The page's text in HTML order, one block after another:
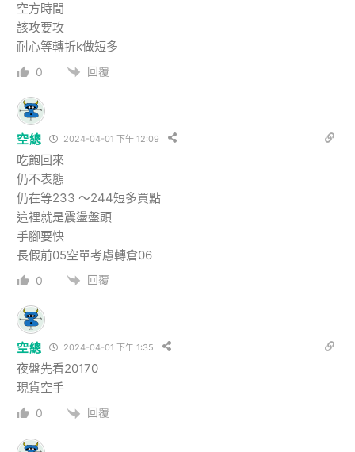
空方時間
該攻要攻
耐心等轉折k做短多
0 回覆
空總 2024-04-01 下午 12:09
吃飽回來
仍不表態
仍在等233 ～244短多買點
這裡就是震盪盤頭
手腳要快
長假前05空單考慮轉倉06
0 回覆
空總 2024-04-01 下午 1:35
夜盤先看20170
現貨空手
0 回覆